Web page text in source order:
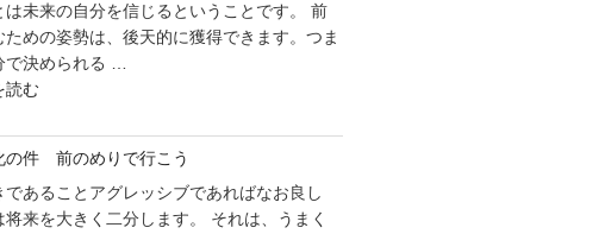
は未来の自分を信じるということです。 前
ための姿勢は、後天的に獲得できます。つま
で決められる …
読む
の件 前のめりで行こう
であることアグレッシブであればなお良し
将来を大きく二分します。 それは、うまく